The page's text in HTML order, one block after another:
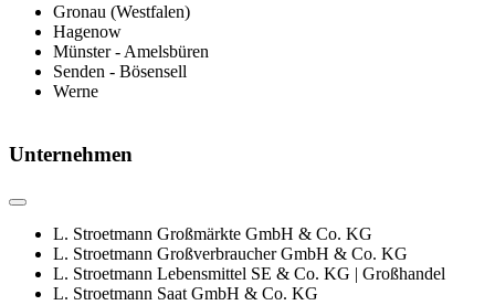
Gronau (Westfalen)
Hagenow
Münster - Amelsbüren
Senden - Bösensell
Werne
Unternehmen
L. Stroetmann Großmärkte GmbH & Co. KG
L. Stroetmann Großverbraucher GmbH & Co. KG
L. Stroetmann Lebensmittel SE & Co. KG | Großhandel
L. Stroetmann Saat GmbH & Co. KG